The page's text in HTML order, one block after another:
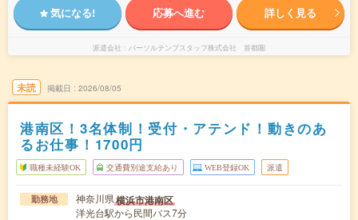
気になる! 応募へ進む 詳しく見る
派遣会社 パーソルテンプスタッフ株式会社 首都圏
未読 掲載日 2026/08/05
港南区！3名体制！受付・アテンド！動きのあ
るお仕事！1700円
職種未経験OK 交通費別途支給あり WEB登録OK 派遣
勤務地 神奈川県横浜市港南区
洋光台駅から民間バス7分